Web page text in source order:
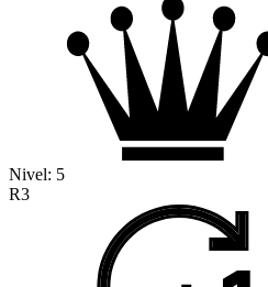
Nivel: 5
R3